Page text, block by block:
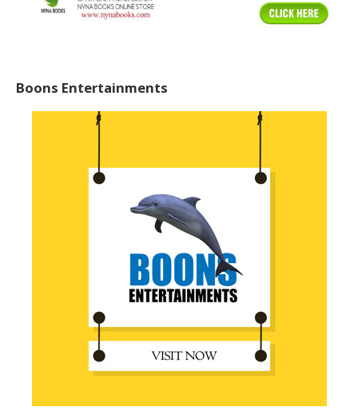
Boons Entertainments